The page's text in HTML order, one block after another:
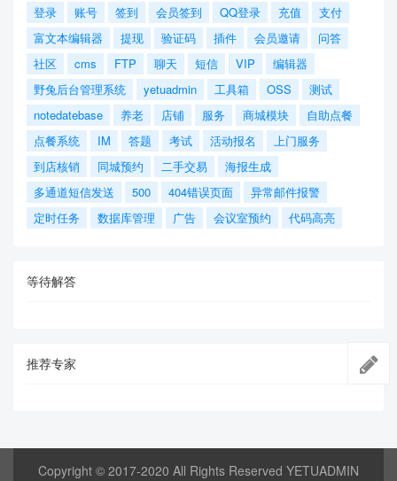
登录 账号 签到 会员签到 QQ登录 充值
支付
富文本编辑器
提现 验证码 插件 会员邀请
问答
社区
cms FTP 聊天 短信 VIP
编辑器
野兔后台管理系统
yetuadmin 工具箱 OSS
测试
notedatebase
养老 店铺 服务 商城模块
自助点餐
点餐系统
IM 答题 考试 活动报名
上门服务
到店核销
同城预约 二手交易
海报生成
多通道短信发送
500 404错误页面
异常邮件报警
定时任务
数据库管理 广告 会议室预约 代码高亮
等待解答
推荐专家
Copyright © 2017-2020 All Rights Reserved YETUADMIN